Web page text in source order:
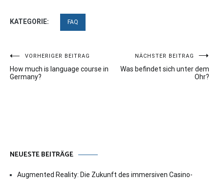
KATEGORIE: FAQ
Beitragsnavigation
VORHERIGER BEITRAG
How much is language course in
Germany?
NÄCHSTER BEITRAG
Was befindet sich unter dem
Ohr?
NEUESTE BEITRÄGE
Augmented Reality: Die Zukunft des immersiven Casino-